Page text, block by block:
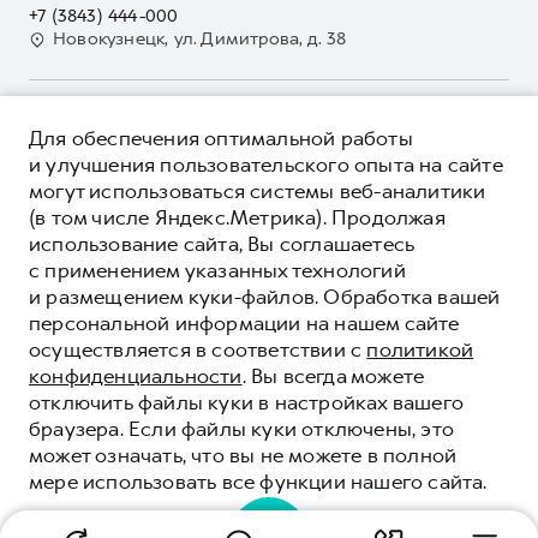
Для малого бизнеса
Система управления автопарком
Сервис для корпоративных клиентов
HAVAL Лизинг
Автомобильные аксессуары
Коллекция PRO
Коллекция Базовая
Коллекция Детская
GWM Безопасность
Мобильное приложение GWM
Программа «HAVAL Защита+»
Руководства по эксплуатации
Подписки
Автомобильные аксессуары
Коллекция PRO
Коллекция Базовая
Коллекция Детская
Наша команда
Контакты
+7 (3843) 444-000
Новокузнецк, ул. Димитрова, д. 38
ЦЕНЫ И ВЫГОДЫ
ЮРИДИЧЕСКАЯ ИНФОРМАЦИЯ
Вся представленная на сайте информация, касающаяся
автомобилей и сервисного обслуживания, носит
информационный характер и не является публичной офертой.
Все цены, указанные на данном сайте, носят информационный
характер и являются максимально рекомендуемыми
розничными ценами по расчетам дистрибьютора (ООО «Грейт
Волл Мотор Рус»). Для получения подробной информации
просьба обращаться к ближайшему официальному дилеру ООО
«Грейт Волл Мотор Рус» либо по телефону Горячей линии 8 (800)
511-59-86, либо на сайте. Опубликованная на данном сайте
информация может быть изменена в любое время без
предварительного уведомления.
****На некоторых автомобилях HAVAL может отсутствовать
система / устройство вызова экстренных оперативных служб
(блок ЭРА-ГЛОНАСС).
Показать все
© 2026 ООО «Грейт Волл Мотор Рус»
© 2026 ООО «Сибинпэкс-НК»
Политика конфиденциальности
Юридическая информация
Для обеспечения оптимальной работы
и улучшения пользовательского опыта на сайте
могут использоваться системы веб-аналитики
(в том числе Яндекс.Метрика). Продолжая
использование сайта, Вы соглашаетесь
с применением указанных технологий
и размещением куки-файлов. Обработка вашей
персональной информации на нашем сайте
осуществляется в соответствии с политикой
конфиденциальности. Вы всегда можете
отключить файлы куки в настройках вашего
браузера. Если файлы куки отключены, это
может означать, что вы не можете в полной
мере использовать все функции нашего сайта.